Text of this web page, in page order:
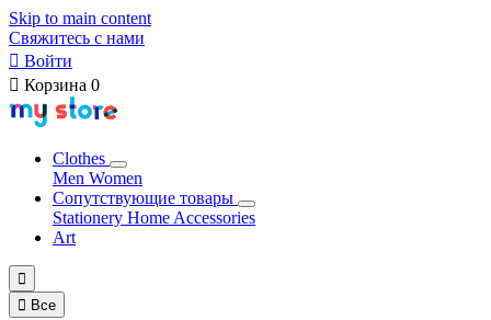
Skip to main content
Свяжитесь с нами
 Войти
 Корзина 0
Clothes
Men Women
Сопутствующие товары
Stationery Home Accessories
Art

 Все